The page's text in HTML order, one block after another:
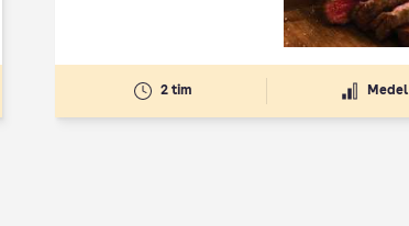
2 tim Medel